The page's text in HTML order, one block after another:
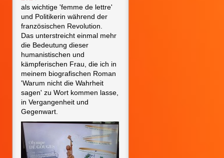
als wichtige 'femme de lettre'
und Politikerin während der
französischen Revolution.
Das unterstreicht einmal mehr
die Bedeutung dieser
humanistischen und
kämpferischen Frau, die ich in
meinem biografischen Roman
'Warum nicht die Wahrheit
sagen' zu Wort kommen lasse,
in Vergangenheit und
Gegenwart.